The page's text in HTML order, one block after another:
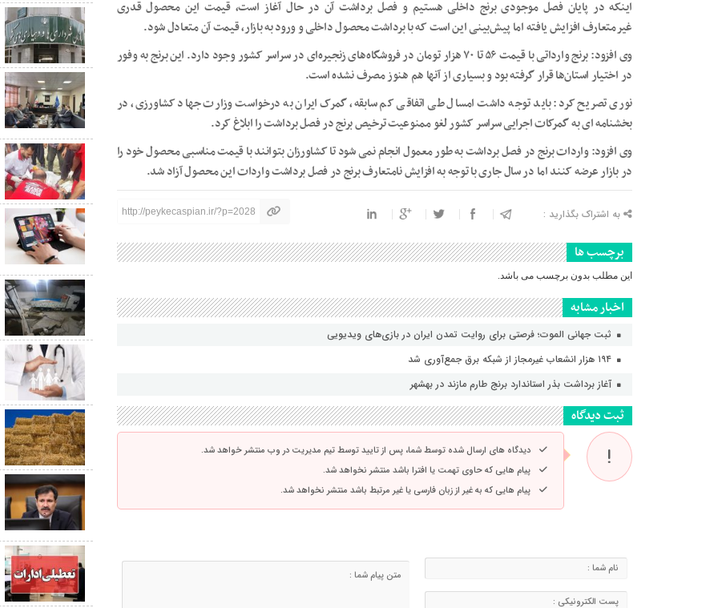
اینکه در پایان فصل موجودی برنج داخلی هستیم و فصل برداشت آن در حال آغاز است، قیمت این محصول قدری
غیرمتعارف افزایش یافته اما پیش‌بینی این است که با برداشت محصول داخلی و ورود به بازار، قیمت آن متعادل شود.
وی افزود: برنج وارداتی با قیمت ۵۶ تا ۷۰ هزار تومان در فروشگاه‌های زنجیره‌ای در سراسر کشور وجود دارد. این برنج به وفور
در اختیار استان‌ها قرار گرفته بود و بسیاری از آنها هم هنوز مصرف نشده است.
نوری تصریح کرد: باید توجه داشت امسال طی اتفاقی کم سابقه، گمرک ایران به درخواست وزارت جهاد کشاورزی، در
بخشنامه ای به گمرکات اجرایی سراسر کشور لغو ممنوعیت ترخیص برنج در فصل برداشت را ابلاغ کرد.
وی افزود: واردات برنج در فصل برداشت به طور معمول انجام نمی شود تا کشاورزان بتوانند با قیمت مناسبی محصول خود را
در بازار عرضه کنند اما در سال جاری با توجه به افزایش نامتعارف برنج در فصل برداشت واردات این محصول آزاد شد.
به اشتراک بگذارید : http://peykecaspian.ir/?p=2028
برچسب ها
این مطلب بدون برچسب می باشد.
اخبار مشابه
ثبت جهانی الموت؛ فرصتی برای روایت تمدن ایران در بازی‌های ویدیویی
۱۹۴ هزار انشعاب غیرمجاز از شبکه برق جمع‌آوری شد
آغاز برداشت بذر استاندارد برنج طارم مازند در بهشهر
ثبت دیدگاه
دیدگاه های ارسال شده توسط شما، پس از تایید توسط تیم مدیریت در وب منتشر خواهد شد.
پیام هایی که حاوی تهمت یا افترا باشد منتشر نخواهد شد.
پیام هایی که به غیر از زبان فارسی یا غیر مرتبط باشد منتشر نخواهد شد.